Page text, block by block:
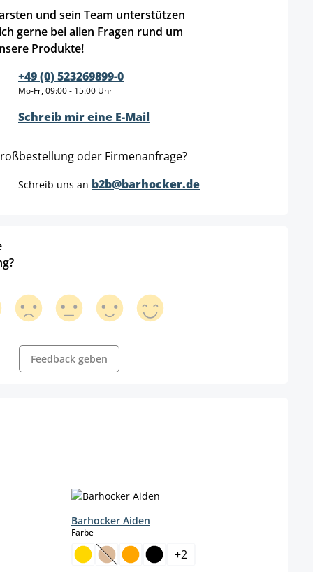
und sein Team unterstützen
gerne bei allen Fragen rund um
Produkte!
+49 (0) 523269899-0
Mo-Fr, 09:00 - 15:00 Uhr
Schreib mir eine E-Mail
oder Firmenanfrage?
Schreib uns an b2b@barhocker.de
Feedback geben
Barhocker Aiden
Farbeauswählen
(Diese Option ist zurzeit nicht verfügbar.)
+2